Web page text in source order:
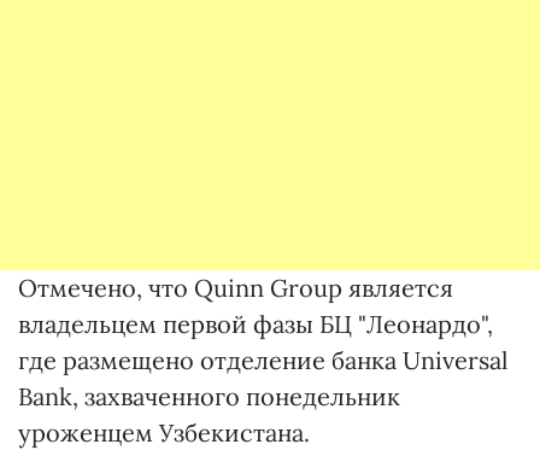
Отмечено, что Quinn Group является
владельцем первой фазы БЦ "Леонардо",
где размещено отделение банка Universal
Bank, захваченного понедельник
уроженцем Узбекистана.